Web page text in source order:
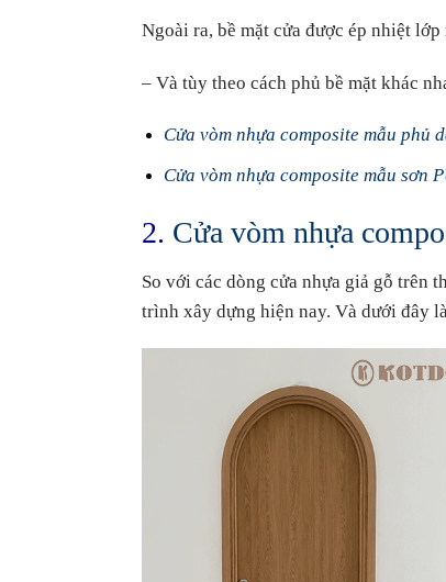
Ngoài ra, bề mặt cửa được ép nhiệt
– Và tùy theo cách phủ bề mặt khác
Cửa vòm nhựa composite mẫu phủ
Cửa vòm nhựa composite mẫu sơn
2. Cửa vòm nhựa
So với các dòng cửa nhựa giả gỗ trên
trình xây dựng hiện nay. Và dưới đây